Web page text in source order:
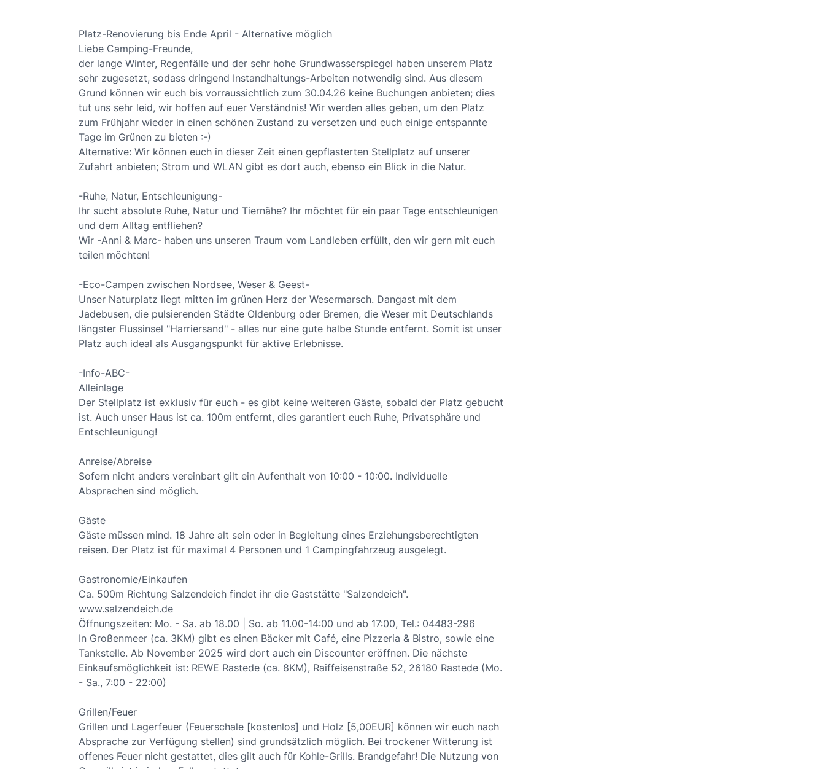
Platz-Renovierung bis Ende April - Alternative möglich
Liebe Camping-Freunde,
der lange Winter, Regenfälle und der sehr hohe Grundwasserspiegel haben unserem Platz
sehr zugesetzt, sodass dringend Instandhaltungs-Arbeiten notwendig sind. Aus diesem
Grund können wir euch bis vorraussichtlich zum 30.04.26 keine Buchungen anbieten; dies
tut uns sehr leid, wir hoffen auf euer Verständnis! Wir werden alles geben, um den Platz
zum Frühjahr wieder in einen schönen Zustand zu versetzen und euch einige entspannte
Tage im Grünen zu bieten :-)
Alternative: Wir können euch in dieser Zeit einen gepflasterten Stellplatz auf unserer
Zufahrt anbieten; Strom und WLAN gibt es dort auch, ebenso ein Blick in die Natur.
-Ruhe, Natur, Entschleunigung-
Ihr sucht absolute Ruhe, Natur und Tiernähe? Ihr möchtet für ein paar Tage entschleunigen
und dem Alltag entfliehen?
Wir -Anni & Marc- haben uns unseren Traum vom Landleben erfüllt, den wir gern mit euch
teilen möchten!
-Eco-Campen zwischen Nordsee, Weser & Geest-
Unser Naturplatz liegt mitten im grünen Herz der Wesermarsch. Dangast mit dem
Jadebusen, die pulsierenden Städte Oldenburg oder Bremen, die Weser mit Deutschlands
längster Flussinsel "Harriersand" - alles nur eine gute halbe Stunde entfernt. Somit ist unser
Platz auch ideal als Ausgangspunkt für aktive Erlebnisse.
-Info-ABC-
Alleinlage
Der Stellplatz ist exklusiv für euch - es gibt keine weiteren Gäste, sobald der Platz gebucht
ist. Auch unser Haus ist ca. 100m entfernt, dies garantiert euch Ruhe, Privatsphäre und
Entschleunigung!
Anreise/Abreise
Sofern nicht anders vereinbart gilt ein Aufenthalt von 10:00 - 10:00. Individuelle
Absprachen sind möglich.
Gäste
Gäste müssen mind. 18 Jahre alt sein oder in Begleitung eines Erziehungsberechtigten
reisen. Der Platz ist für maximal 4 Personen und 1 Campingfahrzeug ausgelegt.
Gastronomie/Einkaufen
Ca. 500m Richtung Salzendeich findet ihr die Gaststätte "Salzendeich".
www.salzendeich.de
Öffnungszeiten: Mo. - Sa. ab 18.00 | So. ab 11.00-14:00 und ab 17:00, Tel.: 04483-296
In Großenmeer (ca. 3KM) gibt es einen Bäcker mit Café, eine Pizzeria & Bistro, sowie eine
Tankstelle. Ab November 2025 wird dort auch ein Discounter eröffnen. Die nächste
Einkaufsmöglichkeit ist: REWE Rastede (ca. 8KM), Raiffeisenstraße 52, 26180 Rastede (Mo.
- Sa., 7:00 - 22:00)
Grillen/Feuer
Grillen und Lagerfeuer (Feuerschale [kostenlos] und Holz [5,00EUR] können wir euch nach
Absprache zur Verfügung stellen) sind grundsätzlich möglich. Bei trockener Witterung ist
offenes Feuer nicht gestattet, dies gilt auch für Kohle-Grills. Brandgefahr! Die Nutzung von